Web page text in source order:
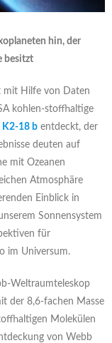
hin, der
besitzt
mit Hilfe von Daten
kohlen-stoffhaltige
K2-18 b entdeckt, der
deuten auf
mit Ozeanen
Atmosphäre
Einblick in
Sonnensystem
für
im Universum.
Weltraumteleskop
der 8,6-fachen Masse
Molekülen
von Webb